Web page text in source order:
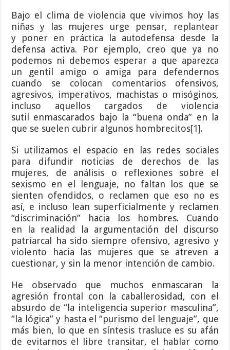
Bajo el clima de violencia que vivimos hoy las
niñas y las mujeres urge pensar, replantear
y poner en práctica la autodefensa desde la
defensa activa. Por ejemplo, creo que ya no
podemos ni debemos esperar a que aparezca
un gentil amigo o amiga para defendernos
cuando se colocan comentarios ofensivos,
agresivos, imperativos, machistas o misóginos,
incluso aquellos cargados de violencia
sutil enmascarados bajo la “buena onda” en la
que se suelen cubrir algunos hombrecitos[1].
Si utilizamos el espacio en las redes sociales
para difundir noticias de derechos de las
mujeres, de análisis o reflexiones sobre el
sexismo en el lenguaje, no faltan los que se
sienten ofendidos, o reclamen que eso no es
así, e incluso lean superficialmente y reclamen
“discriminación” hacia los hombres. Cuando
en la realidad la argumentación del discurso
patriarcal ha sido siempre ofensivo, agresivo y
violento hacia las mujeres que se atreven a
cuestionar, y sin la menor intención de cambio.
He observado que muchos enmascaran la
agresión frontal con la caballerosidad, con el
absurdo de “la inteligencia superior masculina”,
“la lógica” y hasta el “purismo del lenguaje”, que
más bien, lo que en síntesis trasluce es su afán
de evitarnos el libre transitar, el hablar como